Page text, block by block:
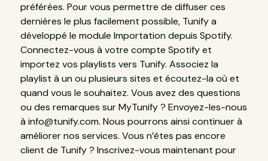
préférées. Pour vous permettre de diffuser ces
dernières le plus facilement possible, Tunify a
développé le module Importation depuis Spotify.
Connectez-vous à votre compte Spotify et
importez vos playlists vers Tunify. Associez la
playlist à un ou plusieurs sites et écoutez-la où et
quand vous le souhaitez. Vous avez des questions
ou des remarques sur MyTunify ? Envoyez-les-nous
à info@tunify.com. Nous pourrons ainsi continuer à
améliorer nos services. Vous n’êtes pas encore
client de Tunify ? Inscrivez-vous maintenant pour